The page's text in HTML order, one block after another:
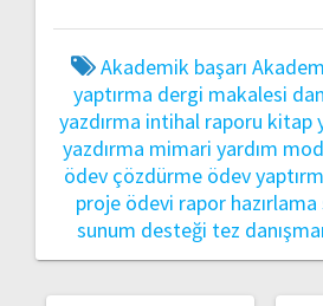
Akademik başarı
yaptırma dergi makalesi
yazdırma intihal raporu kitap
yazdırma mimari yardım
ödev çözdürme ödev
proje ödevi rapor hazırlama
sunum desteği tez